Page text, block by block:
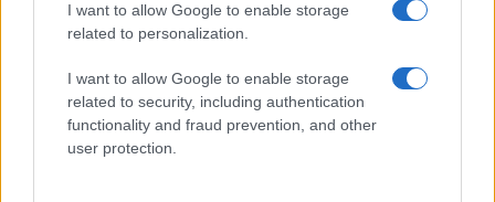
I want to allow Google to enable storage
related to personalization.
I want to allow Google to enable storage
related to security, including authentication
functionality and fraud prevention, and other
user protection.
Continua a leggere
NEWS